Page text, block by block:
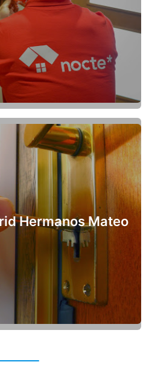
Hermanos Mateo